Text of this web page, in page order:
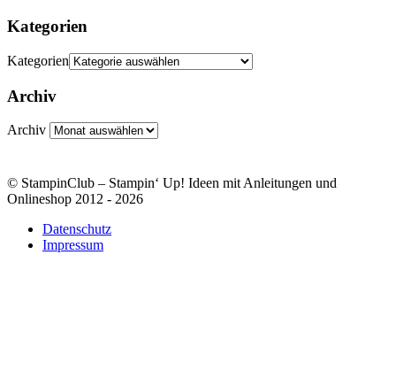
Kategorien
Kategorien
Archiv
Archiv
© StampinClub – Stampin‘ Up! Ideen mit Anleitungen und
Onlineshop 2012 - 2026
Datenschutz
Impressum